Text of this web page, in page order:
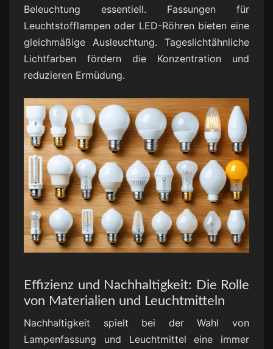
Beleuchtung essentiell. Fassungen für
Leuchtstofflampen oder LED-Röhren bieten eine
gleichmäßige Ausleuchtung. Tageslichtähnliche
Lichtfarben fördern die Konzentration und
reduzieren Ermüdung.
Effizienz und Nachhaltigkeit: Die Rolle
von Materialien und Leuchtmitteln
Nachhaltigkeit spielt bei der Wahl von
Lampenfassung und Leuchtmittel eine immer